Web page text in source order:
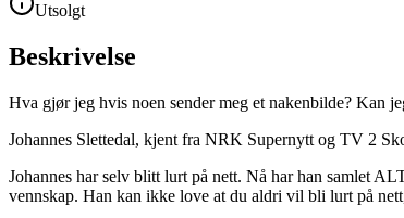
Utsolgt
Beskrivelse
Hva gjør jeg hvis noen sender meg et nakenbilde? Kan
Johannes Slettedal, kjent fra NRK Supernytt og TV 2
Johannes har selv blitt lurt på nett. Nå har han samlet
vennskap. Han kan ikke love at du aldri vil bli lurt på